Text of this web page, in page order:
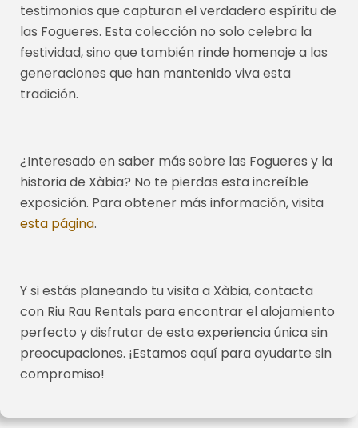
testimonios que capturan el verdadero espíritu de
las Fogueres. Esta colección no solo celebra la
festividad, sino que también rinde homenaje a las
generaciones que han mantenido viva esta
tradición.
¿Interesado en saber más sobre las Fogueres y la
historia de Xàbia? No te pierdas esta increíble
exposición. Para obtener más información, visita
esta página.
Y si estás planeando tu visita a Xàbia, contacta
con Riu Rau Rentals para encontrar el alojamiento
perfecto y disfrutar de esta experiencia única sin
preocupaciones. ¡Estamos aquí para ayudarte sin
compromiso!